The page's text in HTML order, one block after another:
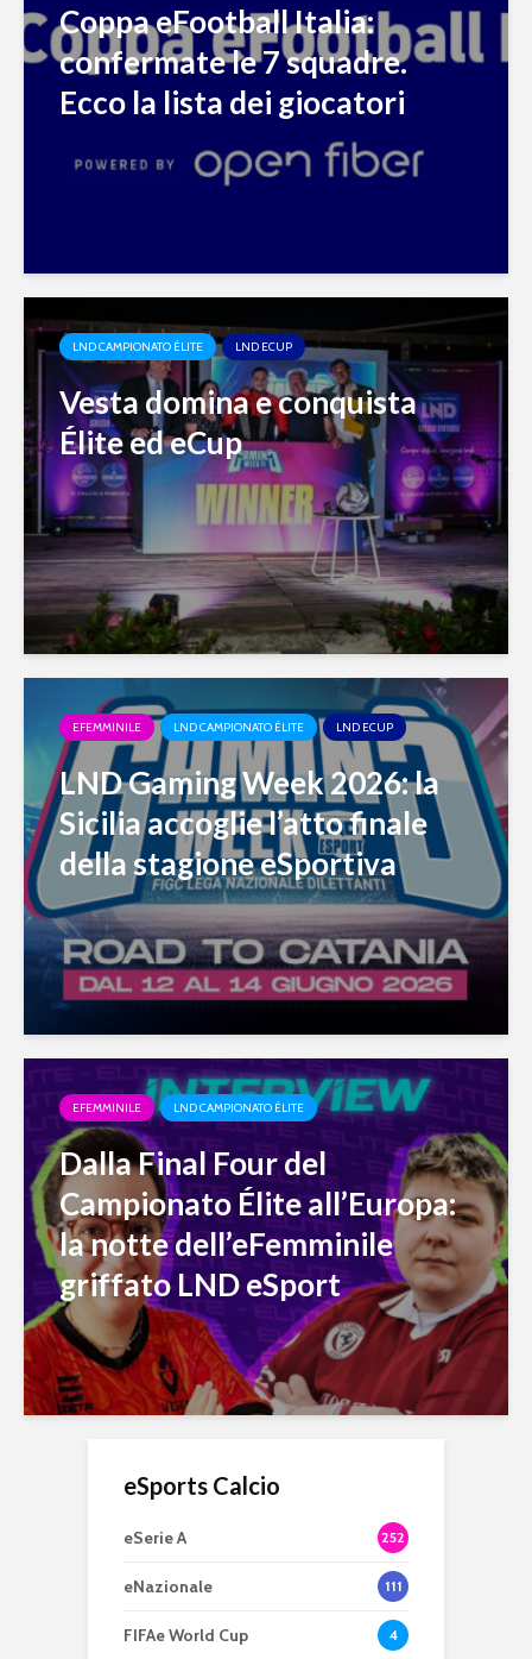
Coppa eFootball Italia:
confermate le 7 squadre.
Ecco la lista dei giocatori
LND CAMPIONATO ÉLITE LND ECUP
Vesta domina e conquista
Élite ed eCup
EFEMMINILE LND CAMPIONATO ÉLITE LND ECUP
LND Gaming Week 2026: la
Sicilia accoglie l’atto finale
della stagione eSportiva
EFEMMINILE LND CAMPIONATO ÉLITE
Dalla Final Four del
Campionato Élite all’Europa:
la notte dell’eFemminile
griffato LND eSport
eSports Calcio
eSerie A 252
eNazionale 111
FIFAe World Cup 4